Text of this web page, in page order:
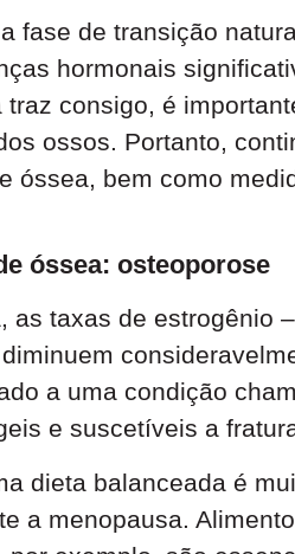
fase de transição
hormonais
consigo, é
ossos. Portanto,
óssea, bem como
óssea: osteoporose
as taxas de estrogênio
a uma condição
e suscetíveis a
dieta balanceada é
a menopausa.